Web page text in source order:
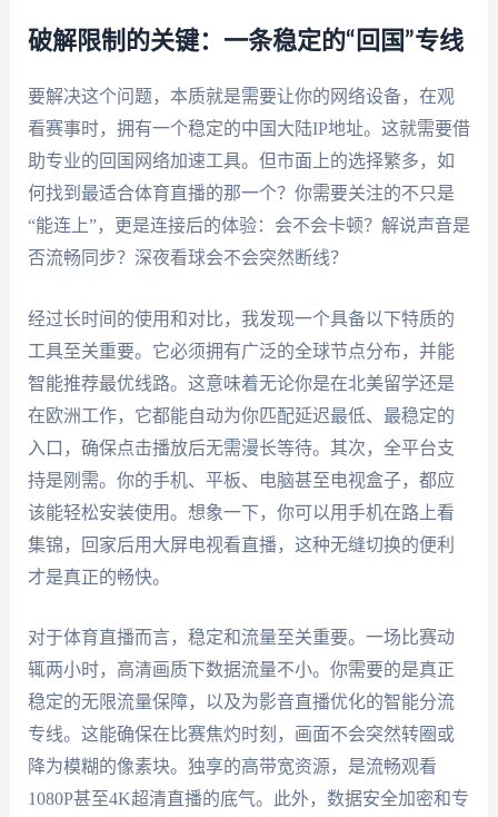
破解限制的关键：一条稳定的“回国”专线
要解决这个问题，本质就是需要让你的网络设备，在观
看赛事时，拥有一个稳定的中国大陆IP地址。这就需要借
助专业的回国网络加速工具。但市面上的选择繁多，如
何找到最适合体育直播的那一个？你需要关注的不只是
“能连上”，更是连接后的体验：会不会卡顿？解说声音是
否流畅同步？深夜看球会不会突然断线？
经过长时间的使用和对比，我发现一个具备以下特质的
工具至关重要。它必须拥有广泛的全球节点分布，并能
智能推荐最优线路。这意味着无论你是在北美留学还是
在欧洲工作，它都能自动为你匹配延迟最低、最稳定的
入口，确保点击播放后无需漫长等待。其次，全平台支
持是刚需。你的手机、平板、电脑甚至电视盒子，都应
该能轻松安装使用。想象一下，你可以用手机在路上看
集锦，回家后用大屏电视看直播，这种无缝切换的便利
才是真正的畅快。
对于体育直播而言，稳定和流量至关重要。一场比赛动
辄两小时，高清画质下数据流量不小。你需要的是真正
稳定的无限流量保障，以及为影音直播优化的智能分流
专线。这能确保在比赛焦灼时刻，画面不会突然转圈或
降为模糊的像素块。独享的高带宽资源，是流畅观看
1080P甚至4K超清直播的底气。此外，数据安全加密和专